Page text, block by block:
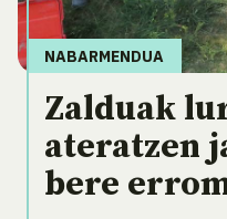
NABARMENDUA
Zalduak
ateratzen
bere